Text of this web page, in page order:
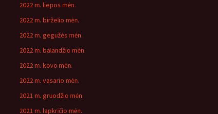
2022 m. liepos mėn.
2022 m. birželio mėn.
2022 m. gegužės mėn.
2022 m. balandžio mėn.
2022 m. kovo mėn.
2022 m. vasario mėn.
2021 m. gruodžio mėn.
2021 m. lapkričio mėn.